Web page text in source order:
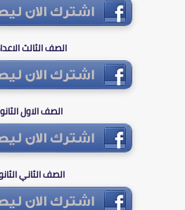
الصف الثالث الاعدادي
الصف الاول الثانوي
الصف الثاني الثانوي